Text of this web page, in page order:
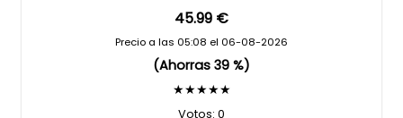
45.99 €
Precio a las 05:08 el 06-08-2026
(Ahorras 39 %)
★★★★★
Votos: 0